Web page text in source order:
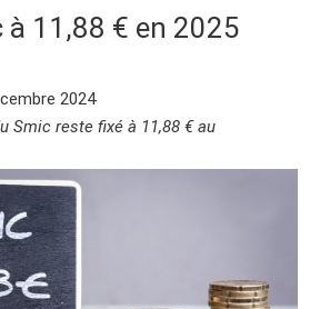
à 11,88 € en 2025
2024
Smic reste fixé à 11,88 € au